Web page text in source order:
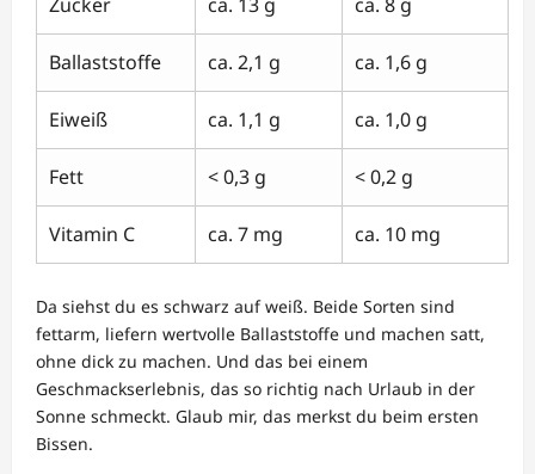
Ballaststoffe ca. 2,1 g ca. 1,6 g
Eiweiß ca. 1,1 g ca. 1,0 g
Fett < 0,3 g < 0,2 g
Vitamin C ca. 7 mg ca. 10 mg
Da siehst du es schwarz auf weiß. Beide Sorten sind
fettarm, liefern wertvolle Ballaststoffe und machen satt,
ohne dick zu machen. Und das bei einem
Geschmackserlebnis, das so richtig nach Urlaub in der
Sonne schmeckt. Glaub mir, das merkst du beim ersten
Bissen.